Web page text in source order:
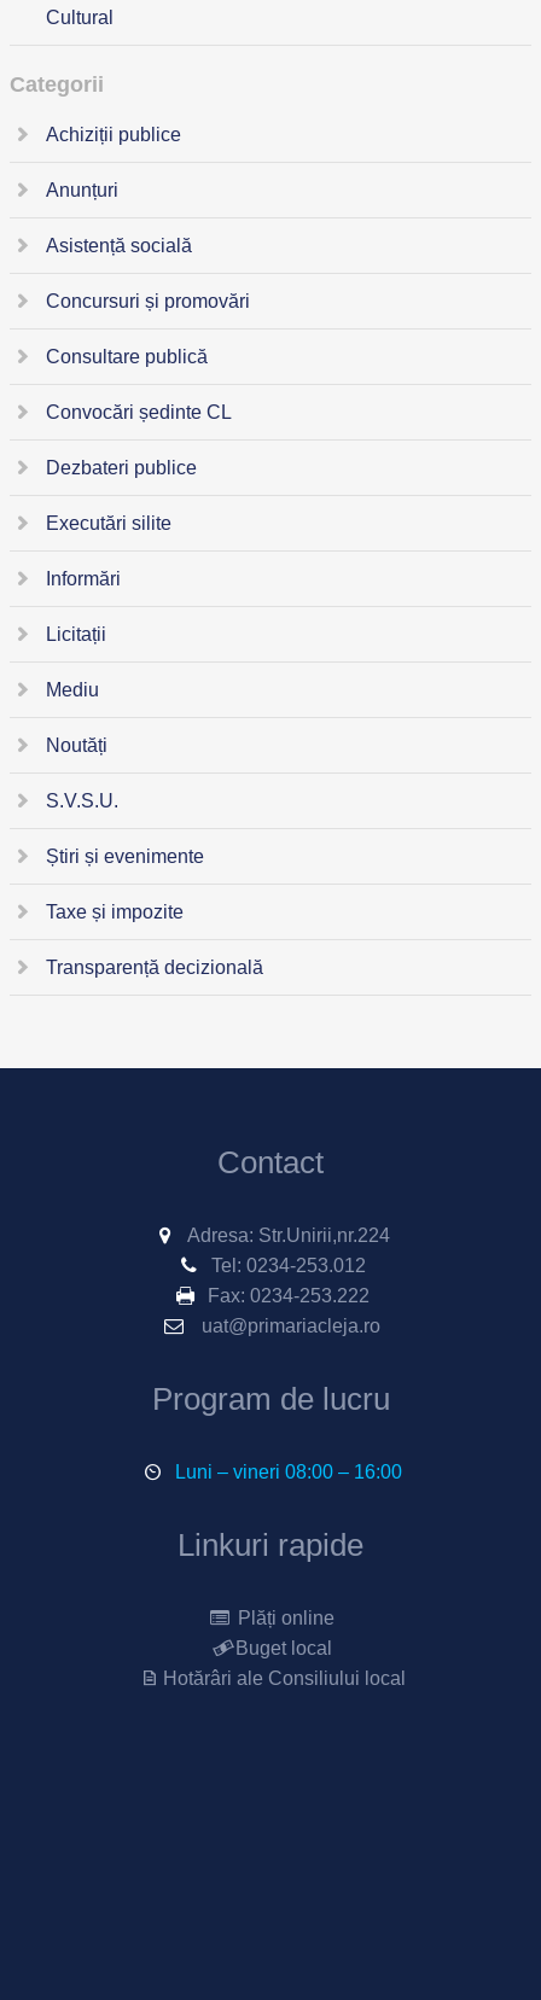
Cultural
Categorii
Achiziții publice
Anunțuri
Asistență socială
Concursuri și promovări
Consultare publică
Convocări ședinte CL
Dezbateri publice
Executări silite
Informări
Licitații
Mediu
Noutăți
S.V.S.U.
Știri și evenimente
Taxe și impozite
Transparență decizională
Contact
Adresa: Str.Unirii,nr.224
Tel: 0234-253.012
Fax: 0234-253.222
uat@primariacleja.ro
Program de lucru
Luni – vineri 08:00 – 16:00
Linkuri rapide
Plăți online
Buget local
Hotărâri ale Consiliului local